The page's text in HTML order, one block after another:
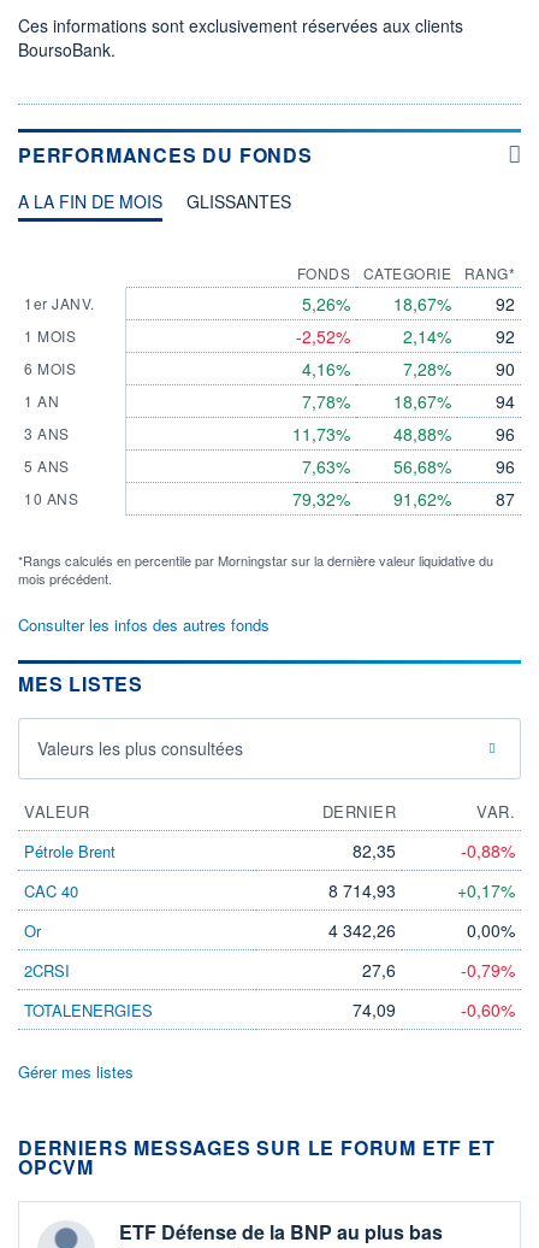
Ces informations sont exclusivement réservées aux clients
BoursoBank.
PERFORMANCES DU FONDS
A LA FIN DE MOIS GLISSANTES
1er JANV.
1 MOIS
6 MOIS
1 AN
3 ANS
5 ANS
10 ANS
FONDS
5,26%
-2,52%
4,16%
7,78%
11,73%
7,63%
79,32%
CATEGORIE
18,67%
2,14%
7,28%
18,67%
48,88%
56,68%
91,62%
RANG*
92
92
90
94
96
96
87
*Rangs calculés en percentile par Morningstar sur la dernière valeur liquidative du
mois précédent.
Consulter les infos des autres fonds
MES LISTES
Valeurs les plus consultées
VALEUR DERNIER
VAR.
Pétrole Brent
82,35 -0,88%
CAC 40 8 714,93 +0,17%
Or 4 342,26 0,00%
2CRSI 27,6 -0,79%
TOTALENERGIES 74,09 -0,60%
Gérer mes listes
DERNIERS MESSAGES SUR LE FORUM ETF ET
OPCVM
ETF Défense de la BNP au plus bas